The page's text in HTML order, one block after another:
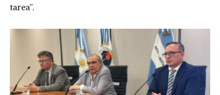
tarea”.